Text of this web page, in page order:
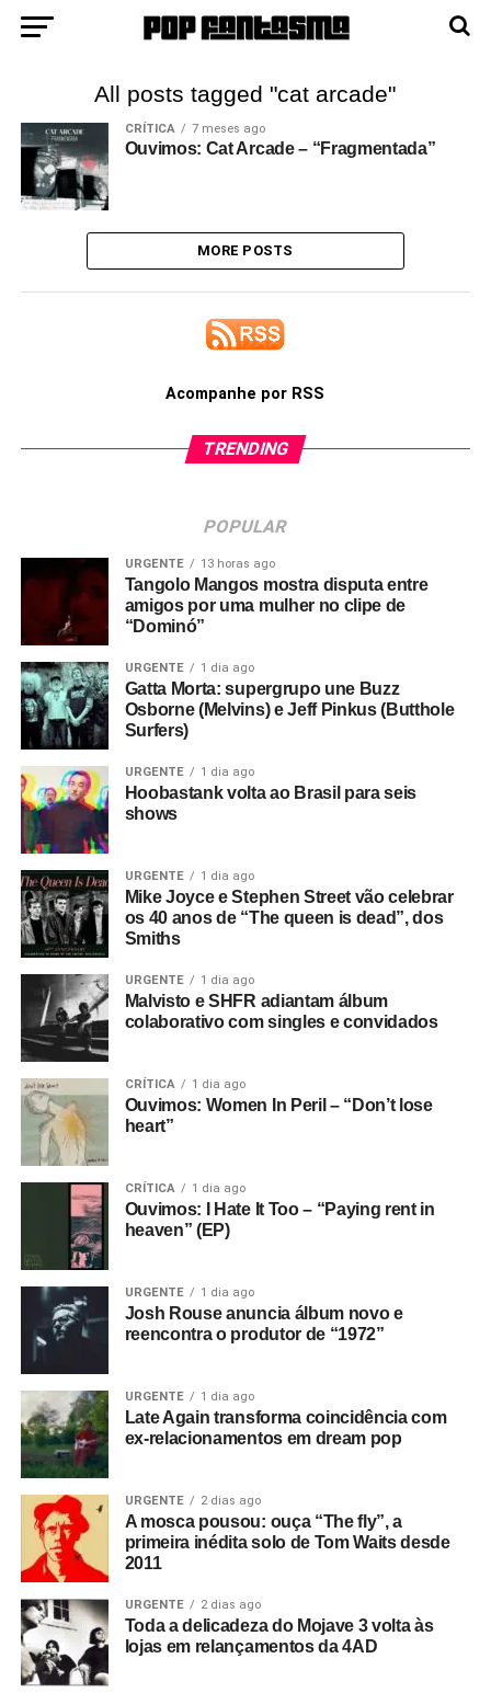
All posts tagged "cat arcade"
CRÍTICA 7 meses ago
Ouvimos: Cat Arcade – “Fragmentada”
MORE POSTS
Acompanhe por RSS
TRENDING
POPULAR
URGENTE 13 horas ago
Tangolo Mangos mostra disputa entre
amigos por uma mulher no clipe de
“Dominó”
URGENTE 1 dia ago
Gatta Morta: supergrupo une Buzz
Osborne (Melvins) e Jeff Pinkus (Butthole
Surfers)
URGENTE 1 dia ago
Hoobastank volta ao Brasil para seis
shows
URGENTE 1 dia ago
Mike Joyce e Stephen Street vão celebrar
os 40 anos de “The queen is dead”, dos
Smiths
URGENTE 1 dia ago
Malvisto e SHFR adiantam álbum
colaborativo com singles e convidados
CRÍTICA 1 dia ago
Ouvimos: Women In Peril – “Don’t lose
heart”
CRÍTICA 1 dia ago
Ouvimos: I Hate It Too – “Paying rent in
heaven” (EP)
URGENTE 1 dia ago
Josh Rouse anuncia álbum novo e
reencontra o produtor de “1972”
URGENTE 1 dia ago
Late Again transforma coincidência com
ex-relacionamentos em dream pop
URGENTE 2 dias ago
A mosca pousou: ouça “The fly”, a
primeira inédita solo de Tom Waits desde
2011
URGENTE 2 dias ago
Toda a delicadeza do Mojave 3 volta às
lojas em relançamentos da 4AD